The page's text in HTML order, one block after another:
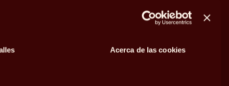
Acerca de las cookies